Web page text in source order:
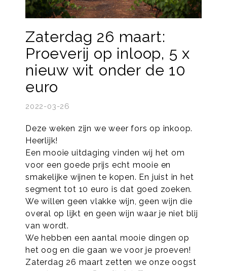
Zaterdag 26 maart:
Proeverij op inloop, 5 x
nieuw wit onder de 10
euro
2022-03-26
Deze weken zijn we weer fors op inkoop.
Heerlijk!
Een mooie uitdaging vinden wij het om
voor een goede prijs echt mooie en
smakelijke wijnen te kopen. En juist in het
segment tot 10 euro is dat goed zoeken.
We willen geen vlakke wijn, geen wijn die
overal op lijkt en geen wijn waar je niet blij
van wordt.
We hebben een aantal mooie dingen op
het oog en die gaan we voor je proeven!
Zaterdag 26 maart zetten we onze oogst